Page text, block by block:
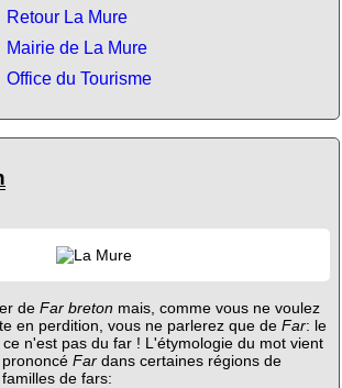
Retour La Mure
Mairie de La Mure
Office du Tourisme
de Far breton mais, comme vous ne voulez
en perdition, vous ne parlerez que de Far: le
n'est pas du far ! L'étymologie du mot vient
Fardans certaines régions de
de fars: